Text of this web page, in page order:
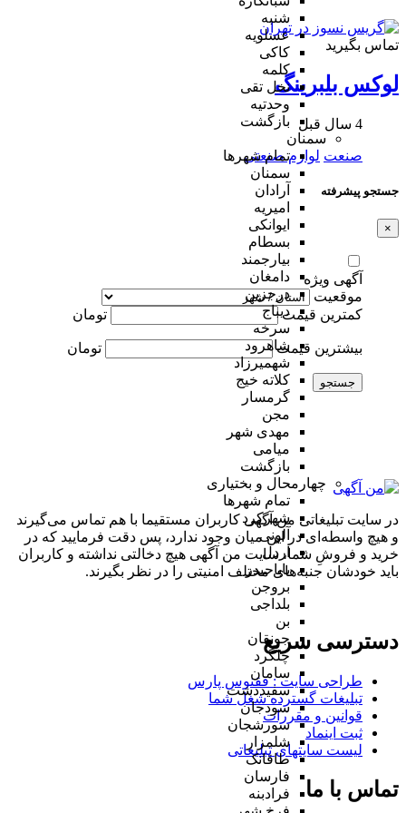
شنبه
عسلویه
کاکی
کلمه
نخل تقی
وحدتیه
بازگشت
سمنان
تمام شهر‌ها
سمنان
آرادان
امیریه
ایوانکی
بسطام
بیارجمند
دامغان
درجزین
دیباج
سرخه
شاهرود
شهمیرزاد
کلاته خیج
گرمسار
مجن
مهدی شهر
میامی
بازگشت
چهارمحال و بختیاری
تمام شهر‌ها
شهرکرد
آلونی
اردل
باباحیدر
بروجن
بلداجی
بن
جونقان
چلگرد
سامان
سفیددشت
سودجان
سورشجان
شلمزار
طاقانک
فارسان
فرادبنه
تماس بگیرید
لوکس بلبرینگ
4 سال قبل
صنعت لوازم صنعتی
جستجو پیشرفته
×
آگهی ویژه
موقعیت
کمترین قیمت
تومان
بیشترین قیمت تومان
جستجو
در سایت تبلیغاتی من آگهی کاربران مستقیما با هم تماس می‌گیرند
و هیچ واسطه‌ای در این میان وجود ندارد، پس دقت فرمایید که در
خرید و فروشِ شما، سایت من آگهی هیچ دخالتی نداشته و کاربران
باید خودشان جنبه‌های مختلف امنیتی را در نظر بگیرند.
دسترسی سریع
طراحی سایت :‌ ققنوس پارس
تبلیغات گسترده شغل شما
قوانین و مقررات
ثبت اینماد
لیست سایتهای تبلیغاتی
تماس با ما